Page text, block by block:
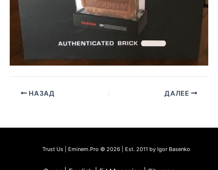
НАЗАД ДАЛЕЕ
Trust Us | Eminem.Pro © 2026 | Est. 2011 by Igor Basenko